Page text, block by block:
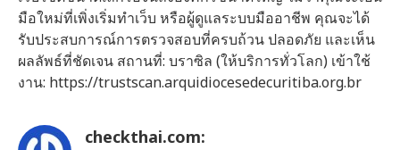
มือใหม่ที่เพิ่งเริ่มทำเว็บ หรือผู้ดูแลระบบมืออาชีพ คุณจะได้
รับประสบการณ์การตรวจสอบที่ครบถ้วน ปลอดภัย และเห็น
ผลลัพธ์ที่ชัดเจน สถานที่: บราซิล (ให้บริการทั่วโลก) เข้าใช้
งาน: https://trustscan.arquidiocesedecuritiba.org.br
checkthai.com: